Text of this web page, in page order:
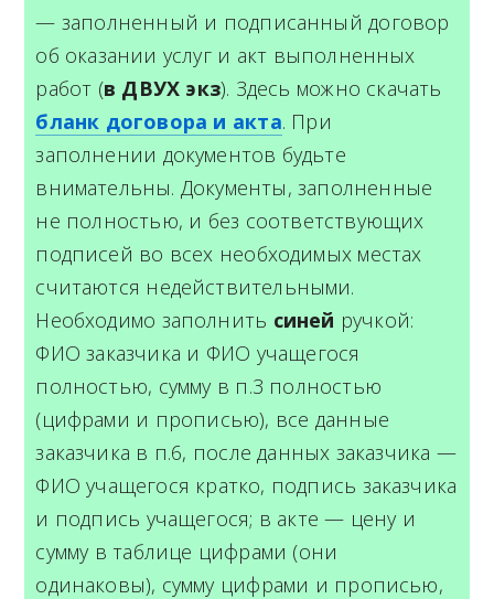
— заполненный и подписанный договор
об оказании услуг и акт выполненных
работ (в ДВУХ экз). Здесь можно скачать
бланк договора и акта. При
заполнении документов будьте
внимательны. Документы, заполненные
не полностью, и без соответствующих
подписей во всех необходимых местах
считаются недействительными.
Необходимо заполнить синей ручкой:
ФИО заказчика и ФИО учащегося
полностью, сумму в п.3 полностью
(цифрами и прописью), все данные
заказчика в п.6, после данных заказчика —
ФИО учащегося кратко, подпись заказчика
и подпись учащегося; в акте — цену и
сумму в таблице цифрами (они
одинаковы), сумму цифрами и прописью,